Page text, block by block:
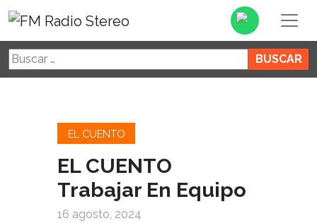
Buscar:
EL CUENTO
EL CUENTO
Trabajar En Equipo
16 agosto, 2024